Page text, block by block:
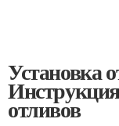
Установка
отливов